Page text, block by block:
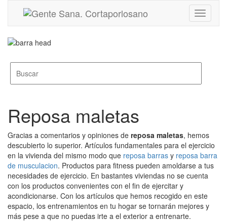
Toggle
Reposa maletas
Gracias a comentarios y opiniones de reposa maletas, hemos
descubierto lo superior. Artículos fundamentales para el ejercicio
en la vivienda del mismo modo que reposa barras y reposa barra
de musculacion. Productos para fitness pueden amoldarse a tus
necesidades de ejercicio. En bastantes viviendas no se cuenta
con los productos convenientes con el fin de ejercitar y
acondicionarse. Con los artículos que hemos recogido en este
espacio, los entrenamientos en tu hogar se tornarán mejores y
más pese a que no puedas irte a el exterior a entrenarte.